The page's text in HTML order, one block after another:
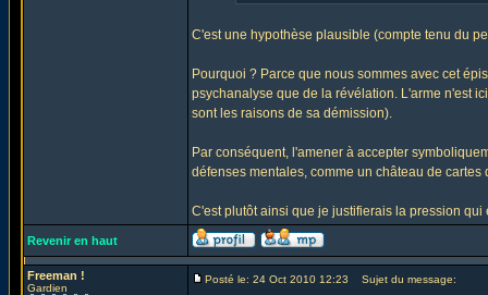
C'est une hypothèse plausible (compte tenu du
Pourquoi ? Parce que nous sommes avec cet
psychanalyse que de la révélation. L'arme n'est
sont les raisons de sa démission).
Par conséquent, l'amener à accepter
défenses mentales, comme un château de
C'est plutôt ainsi que je justifierais la pression
Revenir en haut
Freeman !
Gardien
Posté le: 24 Oct 2010 12:23 Sujet du message: